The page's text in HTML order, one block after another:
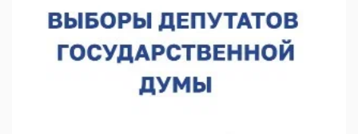
05.08.2026 15:57
16 нижегородцев победили в конкурсе «Большая перемена»